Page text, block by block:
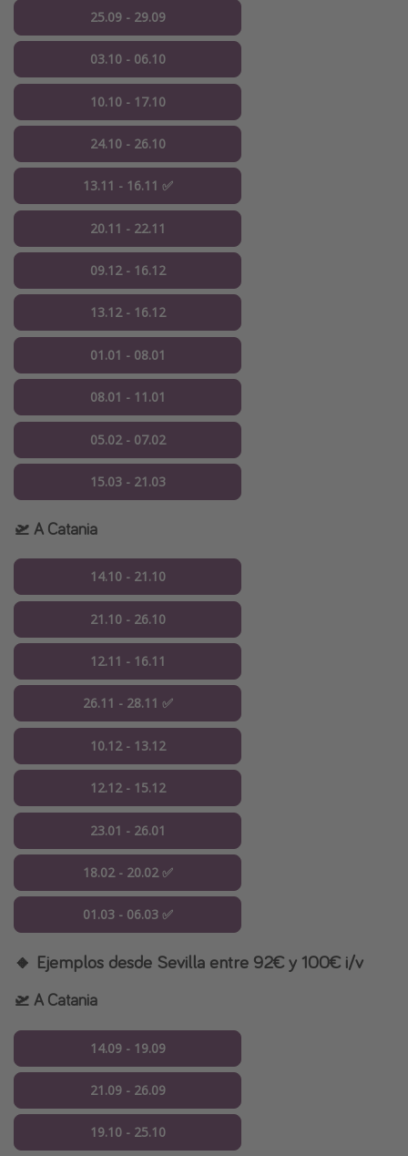
25.09 - 29.09
03.10 - 06.10
10.10 - 17.10
24.10 - 26.10
13.11 - 16.11 ✅
20.11 - 22.11
09.12 - 16.12
13.12 - 16.12
01.01 - 08.01
08.01 - 11.01
05.02 - 07.02
15.03 - 21.03
🛫 A Catania
14.10 - 21.10
21.10 - 26.10
12.11 - 16.11
26.11 - 28.11 ✅
10.12 - 13.12
12.12 - 15.12
23.01 - 26.01
18.02 - 20.02 ✅
01.03 - 06.03 ✅
🔸 Ejemplos desde Sevilla entre 92€ y 100€ i/v
🛫 A Catania
14.09 - 19.09
21.09 - 26.09
19.10 - 25.10